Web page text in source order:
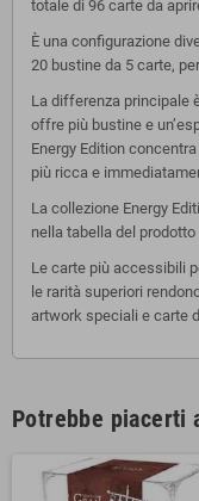
totale di 96 carte da
È una configurazione
20 bustine da 5 carte,
La differenza principale
offre più bustine e
Energy Edition
più ricca e
La collezione Energy
nella tabella del
Le carte più accessibili
le rarità superiori
artwork speciali e carte
Potrebbe piacerti